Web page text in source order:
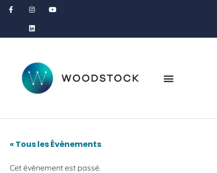
« Tous les Évènements
Cet évènement est passé.